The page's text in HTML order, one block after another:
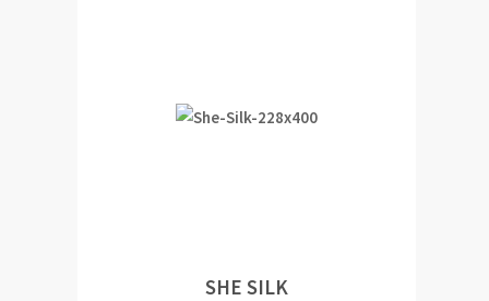
SHE SILK